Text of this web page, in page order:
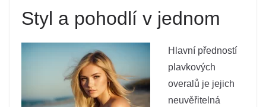
Styl a pohodlí v jednom
Hlavní předností
plavkových
overalů je jejich
neuvěřitelná